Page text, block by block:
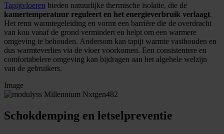
Tapijtvloeren bieden natuurlijke thermische isolatie, die de
kamertemperatuur reguleert en het energieverbruik verlaagt.
Het remt warmtegeleiding en vormt een barrière die de overdracht
van kou vanaf de grond vermindert en helpt om een warmere
omgeving te behouden. Andersom kan tapijt warmte vasthouden en
dus warmteverlies via de vloer voorkomen. Een consistentere en
comfortabelere omgeving kan bijdragen aan het algehele welzijn
van de gebruikers.
Image
Schokdemping en letselpreventie